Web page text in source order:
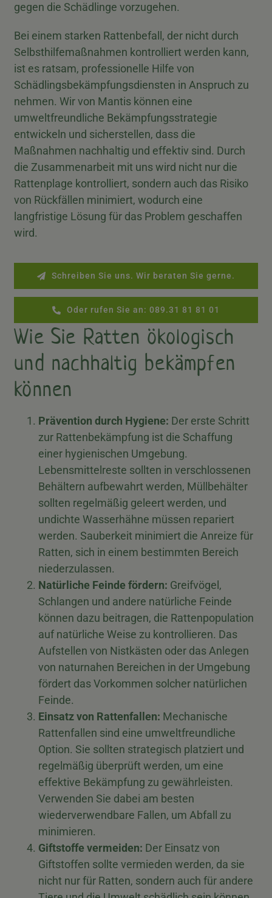
gegen die Schädlinge vorzugehen.
Bei einem starken Rattenbefall, der nicht durch
Selbsthilfemaßnahmen kontrolliert werden kann,
ist es ratsam, professionelle Hilfe von
Schädlingsbekämpfungsdiensten in Anspruch zu
nehmen. Wir von Mantis können eine
umweltfreundliche Bekämpfungsstrategie
entwickeln und sicherstellen, dass die
Maßnahmen nachhaltig und effektiv sind. Durch
die Zusammenarbeit mit uns wird nicht nur die
Rattenplage kontrolliert, sondern auch das Risiko
von Rückfällen minimiert, wodurch eine
langfristige Lösung für das Problem geschaffen
wird.
Schreiben Sie uns. Wir beraten Sie gerne.
Oder rufen Sie an: 089.31 81 81 01
Wie Sie Ratten ökologisch
und nachhaltig bekämpfen
können
Prävention durch Hygiene: Der erste Schritt
zur Rattenbekämpfung ist die Schaffung
einer hygienischen Umgebung.
Lebensmittelreste sollten in verschlossenen
Behältern aufbewahrt werden, Müllbehälter
sollten regelmäßig geleert werden, und
undichte Wasserhähne müssen repariert
werden. Sauberkeit minimiert die Anreize für
Ratten, sich in einem bestimmten Bereich
niederzulassen.
Natürliche Feinde fördern: Greifvögel,
Schlangen und andere natürliche Feinde
können dazu beitragen, die Rattenpopulation
auf natürliche Weise zu kontrollieren. Das
Aufstellen von Nistkästen oder das Anlegen
von naturnahen Bereichen in der Umgebung
fördert das Vorkommen solcher natürlichen
Feinde.
Einsatz von Rattenfallen: Mechanische
Rattenfallen sind eine umweltfreundliche
Option. Sie sollten strategisch platziert und
regelmäßig überprüft werden, um eine
effektive Bekämpfung zu gewährleisten.
Verwenden Sie dabei am besten
wiederverwendbare Fallen, um Abfall zu
minimieren.
Giftstoffe vermeiden: Der Einsatz von
Giftstoffen sollte vermieden werden, da sie
nicht nur für Ratten, sondern auch für andere